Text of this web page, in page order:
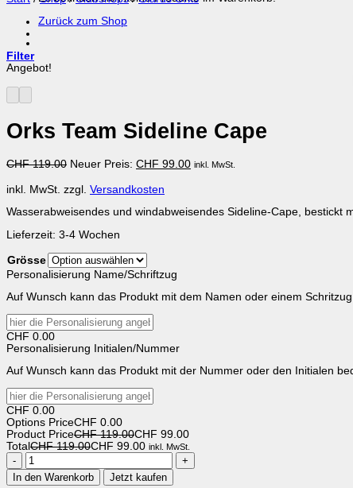
Zurück zum Shop
Filter
Angebot!
Orks Team Sideline Cape
CHF119.00 Ursprünglicher
war:
CHF 119.00
Neuer Preis: CHF 99.00Aktueller
inkl. MwSt.
inkl. MwSt. zzgl. Versandkosten
Wasserabweisendes und windabweisendes Sideline-Cape,
Lieferzeit: 3-4 Wochen
Grösse
Personalisierung Name/Schriftzug
Auf Wunsch kann das Produkt mit dem Namen oder einem
CHF 0.00
Personalisierung Initialen/Nummer
Auf Wunsch kann das Produkt mit der Nummer oder den Initialen
CHF 0.00
Options PriceCHF 0.00
Product PriceCHF 119.00CHF 99.00
Total CHF 119.00CHF 99.00 inkl. MwSt.
Orks
Team
Sideline
In den Warenkorb Jetzt kaufen